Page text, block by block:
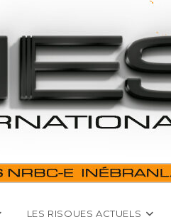
LES RISQUES ACTUELS